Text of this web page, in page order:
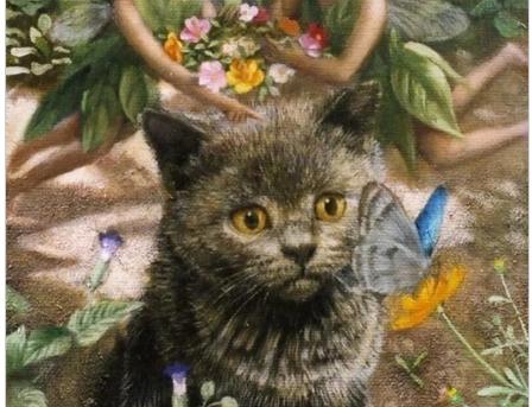
Джой Кэмпбелл. США
Американская художница-иллюстратор Джой
Кэмпбелл (Joy Campbell) живет в местечке Уинлок,